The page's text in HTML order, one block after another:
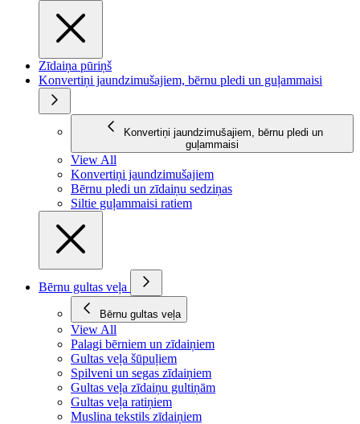
Zīdaiņa pūriņš
Konvertiņi jaundzimušajiem, bērnu pledi un guļammaisi
Konvertiņi jaundzimušajiem, bērnu pledi un
guļammaisi
View All
Konvertiņi jaundzimušajiem
Bērnu pledi un zīdaiņu sedziņas
Siltie guļammaisi ratiem
Bērnu gultas veļa
Bērnu gultas veļa
View All
Palagi bērniem un zīdaiņiem
Gultas veļa šūpuļiem
Spilveni un segas zīdaiņiem
Gultas veļa zīdaiņu gultiņām
Gultas veļa ratiņiem
Muslina tekstils zīdaiņiem